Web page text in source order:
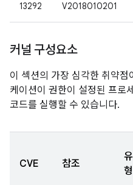
13292
V2018010201
커널 구성요소
이 섹션의 가장 심각한 취약점
케이션이 권한이 설정된 프로
코드를 실행할 수 있습니다.
CVE 참조
유
형